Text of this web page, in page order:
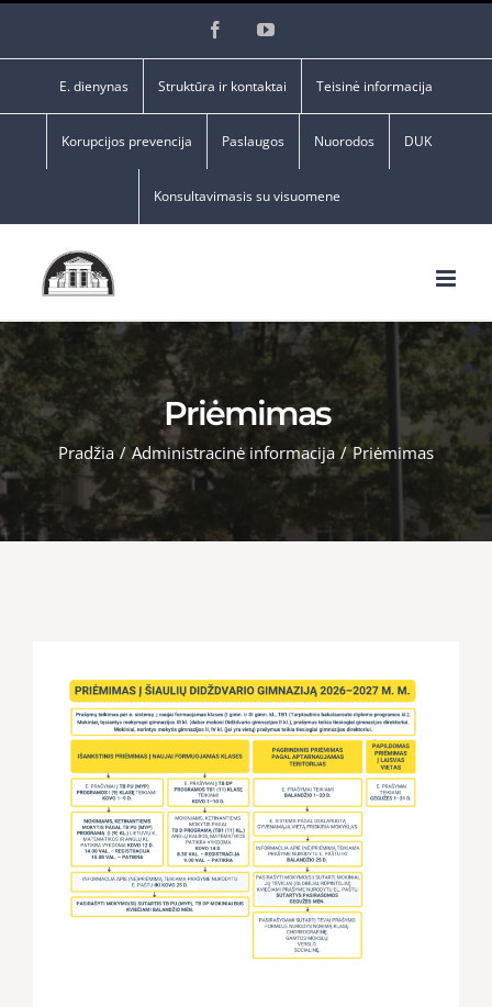
FacebookYouTube
E. dienynas Struktūra ir kontaktai Teisinė informacija
Korupcijos prevencija Paslaugos Nuorodos DUK
Konsultavimasis su visuomene
Priėmimas
Pradžia / Administracinė informacija / Priėmimas